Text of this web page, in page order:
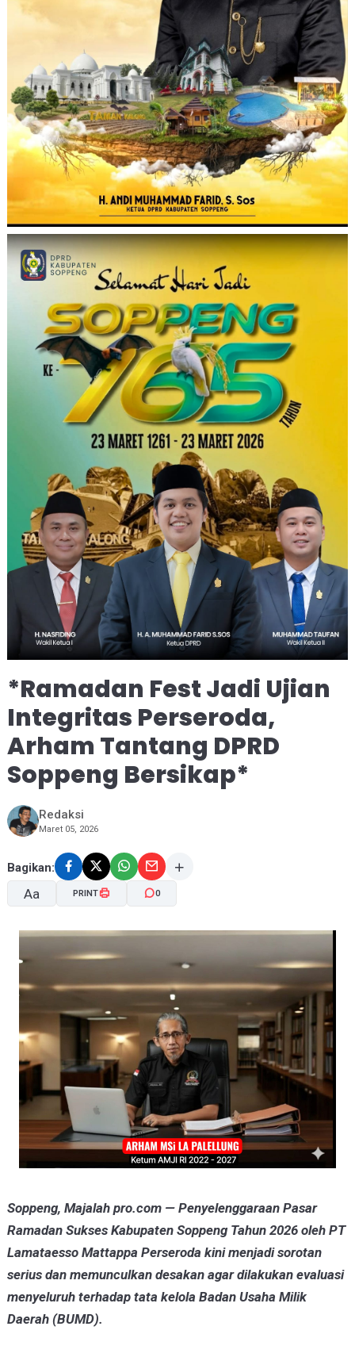
*Ramadan Fest Jadi Ujian
Integritas Perseroda,
Arham Tantang DPRD
Soppeng Bersikap*
Redaksi
Maret 05, 2026
Bagikan:
Aa
A- A+
PRINT 0
Soppeng, Majalah pro.com — Penyelenggaraan Pasar
Ramadan Sukses Kabupaten Soppeng Tahun 2026 oleh PT
Lamataesso Mattappa Perseroda kini menjadi sorotan
serius dan memunculkan desakan agar dilakukan evaluasi
menyeluruh terhadap tata kelola Badan Usaha Milik
Daerah (BUMD).